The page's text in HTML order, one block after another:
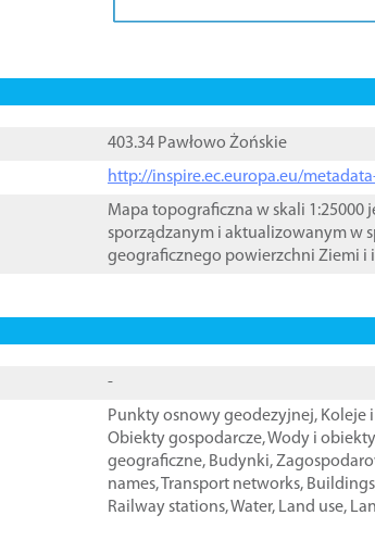
403.34 Pawłowo Żońskie
http://inspire.ec.europa.eu/
Mapa topograficzna w skali
sporządzanym i aktualizowanym w
geograficznego powierzchni Ziemi i
-
Punkty osnowy geodezyjnej, Koleje
Obiekty gospodarcze,Wody i
geograficzne, Budynki,
names,Transport networks, Buildings
Railway stations,Water, Land use,